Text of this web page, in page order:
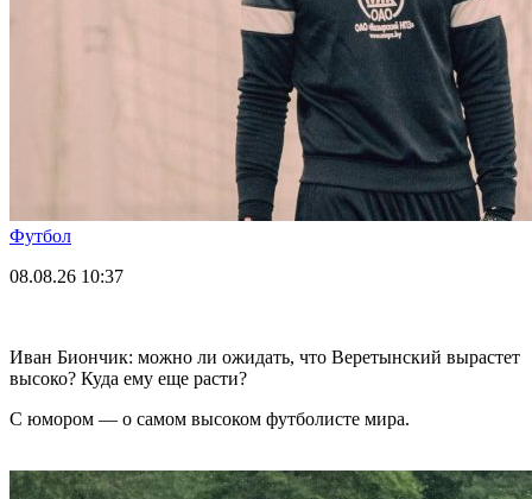
Футбол
08.08.26 10:37
Иван Биончик: можно ли ожидать, что Веретынский вырастет
высоко? Куда ему еще расти?
С юмором — о самом высоком футболисте мира.